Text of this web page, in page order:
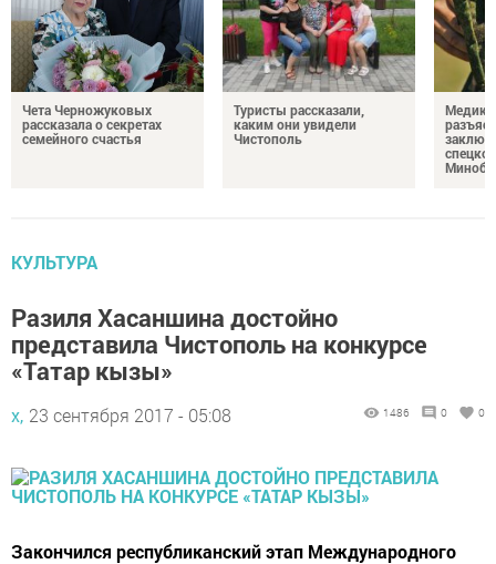
Чета Черножуковых
рассказала о секретах
семейного счастья
Туристы рассказали,
каким они увидели
Чистополь
КУЛЬТУРА
Разиля Хасаншина достойно
представила Чистополь на конкурсе
«Татар кызы»
х, 23 сентября 2017 - 05:08 1486 0 0
Закончился республиканский этап Международного